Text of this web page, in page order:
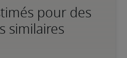
pour des
similaires